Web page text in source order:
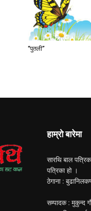
“पुतली”
हाम्रो बारेमा
सारथि बाल
पत्रिका हो ।
ठेगाना :
सम्पादक : मुकुन्द